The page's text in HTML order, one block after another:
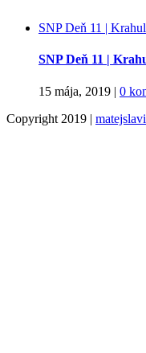
SNP Deň 11 |
SNP Deň 11 |
15 mája, 2019 | 0
Copyright 2019 |